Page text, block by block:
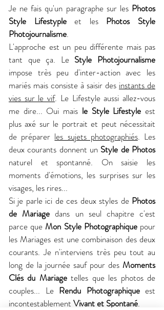
Je ne fais qu'un paragraphe sur les Photos
Style Lifestypleet les Photos Style
Photojournalisme.
L'approche est un peu différente mais pas
tant que ça. Le Style Photojournalisme
impose très peu d'inter-action avec les
mariés mais consiste à saisir des instants de
vies sur le vif. Le Lifestyle aussi allez-vous
me dire... Oui mais le Style Lifestyle est
plus axé sur le portrait et peut nécessitait
de préparer les sujets photographiés. Les
deux courants donnent un Style de Photos
naturel et spontanné. On saisie les
moments d'émotions, les surprises sur les
visages, les rires...
Si je parle ici de ces deux styles de Photos
de Mariage dans un seul chapitre c'est
parce queMon Style Photographiquepour
les Mariages est une combinaison des deux
courants. Je n'interviens très peu tout au
long de la journée sauf pour des Moments
Clés du Mariagetelles que les photos de
couples... Le Rendu Photographiqueest
incontestablement Vivant et Spontané.